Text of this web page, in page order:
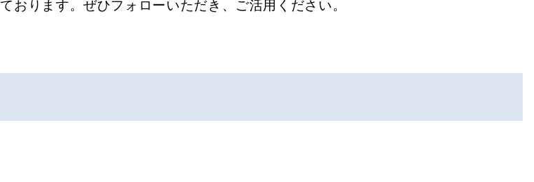
おります。ぜひフォローいただき、ご活用ください。